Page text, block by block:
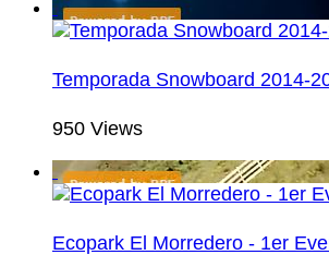
Temporada Snowboard 2014-
950 Views
Ecopark El Morredero - 1er